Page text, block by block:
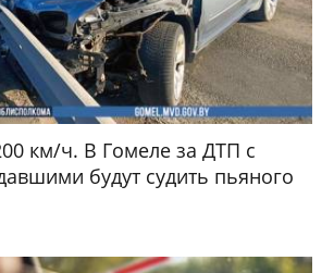
км/ч. В Гомеле за ДТП с
будут судить пьяного